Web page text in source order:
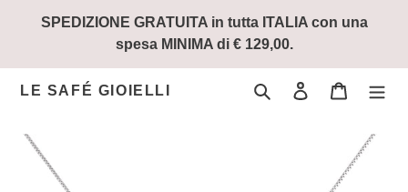
direttamente
SPEDIZIONE GRATUITA in tutta ITALIA con una
spesa MINIMA di € 129,00.
LE SAFÉ GIOIELLI Cerca Accedi Carrello